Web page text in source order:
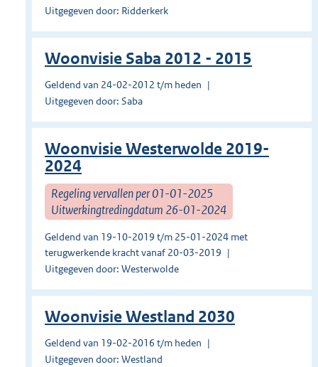
Uitgegeven door: Ridderkerk
Woonvisie Saba 2012 - 2015
Geldend van 24-02-2012 t/m heden
Uitgegeven door: Saba
Woonvisie Westerwolde 2019-
2024
Regeling vervallen per 01-01-2025
Uitwerkingtredingdatum 26-01-2024
Geldend van 19-10-2019 t/m 25-01-2024 met
terugwerkende kracht vanaf 20-03-2019
Uitgegeven door: Westerwolde
Woonvisie Westland 2030
Geldend van 19-02-2016 t/m heden
Uitgegeven door: Westland